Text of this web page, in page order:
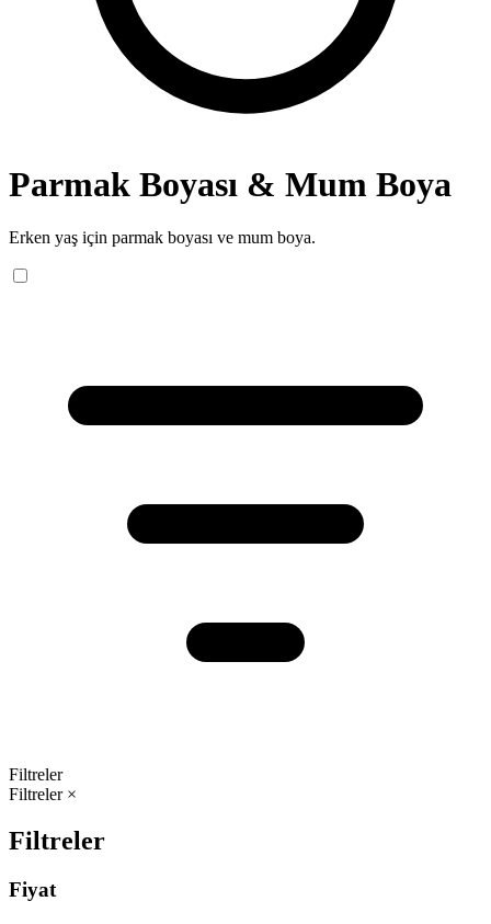
Parmak Boyası & Mum Boya
Erken yaş için parmak boyası ve mum boya.
Filtreler
Filtreler ×
Filtreler
Fiyat